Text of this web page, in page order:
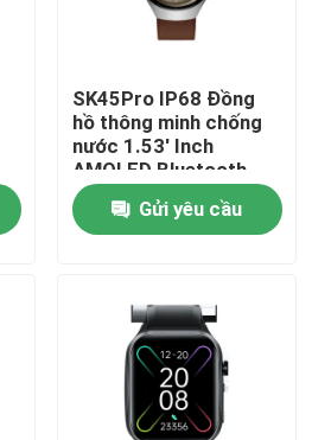
SK45Pro IP68 Đồng
hồ thông minh chống
nước 1.53' Inch
AMOLED Bluetooth
Call 70+ Chế độ thể
thao
Gửi yêu cầu